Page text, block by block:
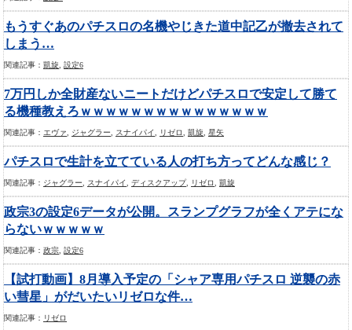
もうすぐあのパチスロの名機やじきた道中記乙が撤去されて
しまう…
関連記事： 凱旋 設定6
7万円しか全財産ないニートだけどパチスロで安定して勝て
る機種教えろｗｗｗｗｗｗｗｗｗｗｗｗｗｗｗ
関連記事： エヴァ ジャグラー スナイパイ リゼロ 凱旋 星矢
パチスロで生計を立てている人の打ち方ってどんな感じ？
関連記事： ジャグラー スナイパイ ディスクアップ, リゼロ 凱旋
政宗3の設定6データが公開。スランプグラフが全くアテにな
らないｗｗｗｗｗ
関連記事： 政宗 設定6
【試打動画】8月導入予定の「シャア専用パチスロ 逆襲の赤
い彗星」がだいたいリゼロな件…
関連記事： リゼロ